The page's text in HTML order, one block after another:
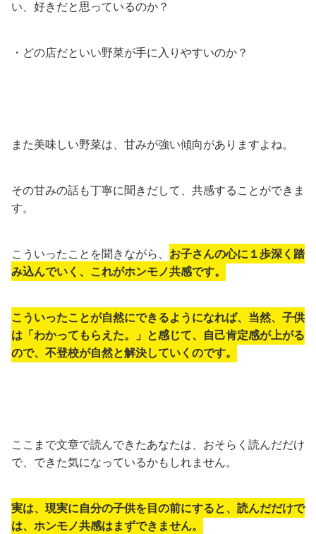
い、好きだと思っているのか？
・どの店だといい野菜が手に入りやすいのか？
また美味しい野菜は、甘みが強い傾向がありますよね。
その甘みの話も丁寧に聞きだして、共感することができま
す。
こういったことを聞きながら、 お子さんの心に１歩深く踏
み込んでいく、これがホンモノ共感です。
こういったことが自然にできるようになれば、当然、子供
は「わかってもらえた。」と感じて、自己肯定感が上がる
ので、不登校が自然と解決していくのです。
ここまで文章で読んできたあなたは、おそらく読んだだけ
で、できた気になっているかもしれません。
実は、現実に自分の子供を目の前にすると、読んだだけで
は、ホンモノ共感はまずできません。